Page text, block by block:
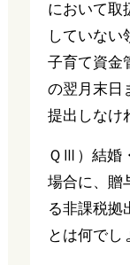
において取
していない
子育て資金
の翌月末日
提出しなけ
ＱⅢ）結婚
場合に、贈
る非課税拠
とは何でし